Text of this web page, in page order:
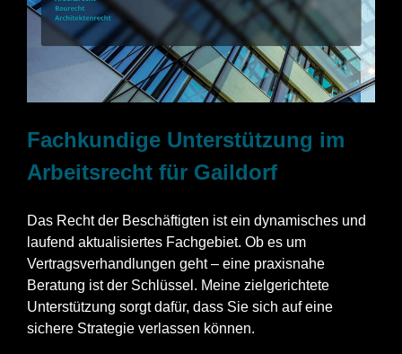
Fachkundige Unterstützung im
Arbeitsrecht für Gaildorf
Das Recht der Beschäftigten ist ein dynamisches und
laufend aktualisiertes Fachgebiet. Ob es um
Vertragsverhandlungen geht – eine praxisnahe
Beratung ist der Schlüssel. Meine zielgerichtete
Unterstützung sorgt dafür, dass Sie sich auf eine
sichere Strategie verlassen können.